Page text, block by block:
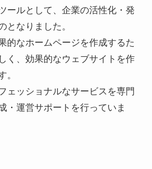
ールとして、企業の活性化・発
となりました。
的なホームページを作成するた
く、効果的なウェブサイトを作
。
ェッショナルなサービスを専門
・運営サポートを行っていま